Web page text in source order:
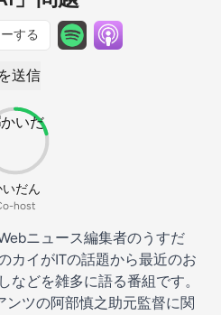
する
送信
いだん
host
ニュース編集者のうすだ
カイがITの話題から最近のお
などを雑多に語る番組です。
ツの阿部慎之助元監督に関